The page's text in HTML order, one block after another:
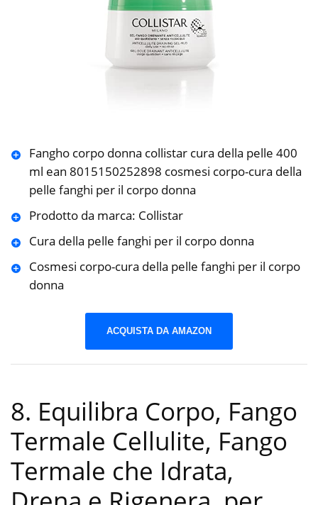
Fangho corpo donna collistar cura della pelle 400
ml ean 8015150252898 cosmesi corpo-cura della
pelle fanghi per il corpo donna
Prodotto da marca: Collistar
Cura della pelle fanghi per il corpo donna
Cosmesi corpo-cura della pelle fanghi per il corpo
donna
ACQUISTA DA AMAZON
8. Equilibra Corpo, Fango
Termale Cellulite, Fango
Termale che Idrata,